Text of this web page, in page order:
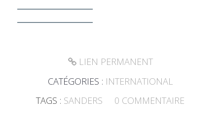
LIEN PERMANENT
CATÉGORIES : INTERNATIONAL
TAGS : SANDERS 0 COMMENTAIRE